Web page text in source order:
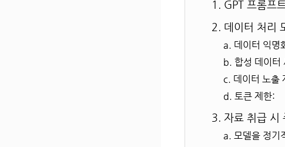
1. GPT 프롬프
2. 데이터 처리
a. 데이터 익명
b. 합성 데이터
c. 데이터 노출
d. 토큰 제한:
3. 자료 취급 시
a. 모델을 정기